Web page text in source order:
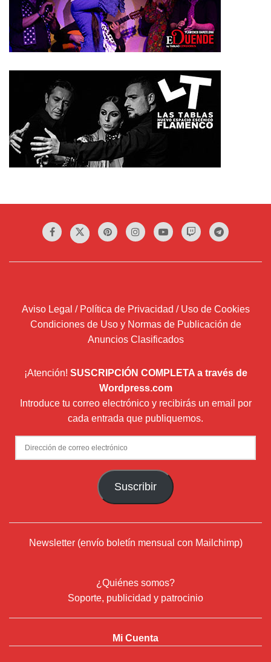
Aviso Legal / Política de Privacidad / Uso de Cookies
Condiciones de Uso y Normas de Publicación de
Anuncios Clasificados
¡Atención! SUSCRIPCIÓN COMPLETA a través de
Wordpress.com
Introduce tu correo electrónico y recibirás un email por
cada entrada que publiquemos.
Dirección
de
Suscribir
Newsletter (envío boletín mensual con Mailchimp)
¿Quiénes somos?
Soporte, publicidad y patrocinio
Mi Cuenta